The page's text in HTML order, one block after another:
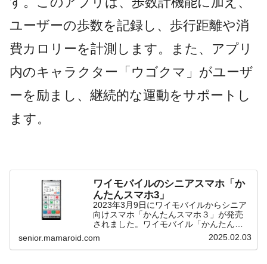
ユーザーの歩数を記録し、歩行距離や消
費カロリーを計測します。また、アプリ
内のキャラクター「ウゴクマ」がユーザ
ーを励まし、継続的な運動をサポートし
ます。
ワイモバイルのシニアスマホ「か
んたんスマホ3」
2023年3月9日にワイモバイルからシニア
向けスマホ「かんたんスマホ３」が発売
されました。ワイモバイル「かんたんス
マホ３」とはワイモバイル「かんたんス
マホ３」は京セラ（株）の製品。ジャパ
ンメイドのスマホです。価格は3万4,920
senior.mamaroid.com 2025.02.03